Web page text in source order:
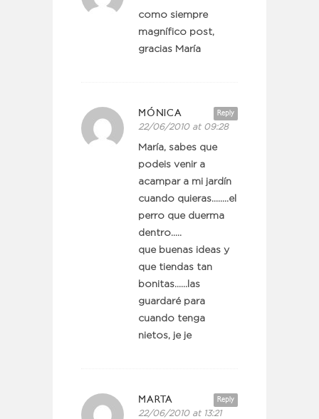
como siempre
magnífico post,
gracias María
Reply
MÓNICA
22/06/2010 at 09:28
María, sabes que
podeis venir a
acampar a mi jardín
cuando quieras……..el
perro que duerma
dentro…..
que buenas ideas y
que tiendas tan
bonitas……las
guardaré para
cuando tenga
nietos, je je
Reply
MARTA
22/06/2010 at 13:21